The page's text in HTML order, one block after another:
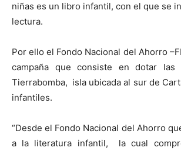
niñas es un libro infantil, con el que se
lectura.
Por ello el Fondo Nacional del Ahorro
campaña que consiste en dotar
Tierrabomba, isla ubicada al sur de
infantiles.
“Desde el Fondo Nacional del Ahorro
a la literatura infantil, la cual